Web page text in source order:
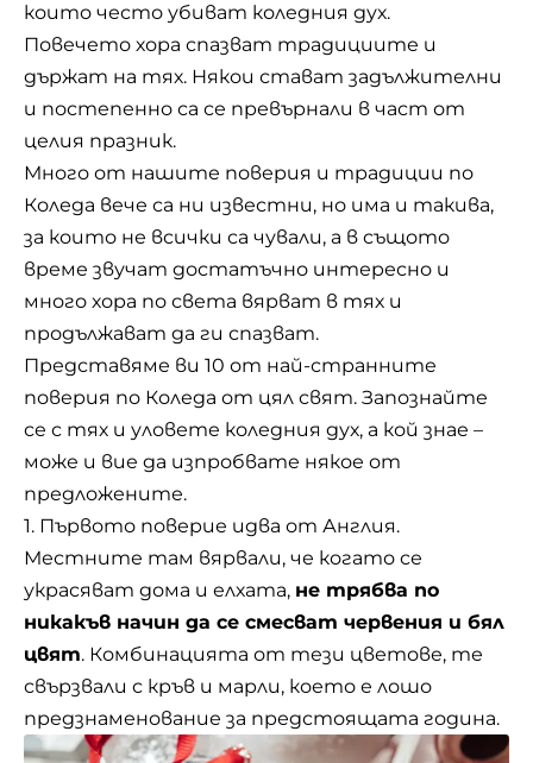
които често убиват коледния дух.
Повечето хора спазват традициите и
държат на тях. Някои стават задължителни
и постепенно са се превърнали в част от
целия празник.
Много от нашите поверия и традиции по
Коледа вече са ни известни, но има и такива,
за които не всички са чували, а в същото
време звучат достатъчно интересно и
много хора по света вярват в тях и
продължават да ги спазват.
Представяме ви 10 от най-странните
поверия по Коледа от цял свят. Запознайте
се с тях и уловете коледния дух, а кой знае –
може и вие да изпробвате някое от
предложените.
1. Първото поверие идва от Англия.
Местните там вярвали, че когато се
украсяват дома и елхата, не трябва по
никакъв начин да се смесват червения и бял
цвят. Комбинацията от тези цветове, те
свързвали с кръв и марли, което е лошо
предзнаменование за предстоящата година.